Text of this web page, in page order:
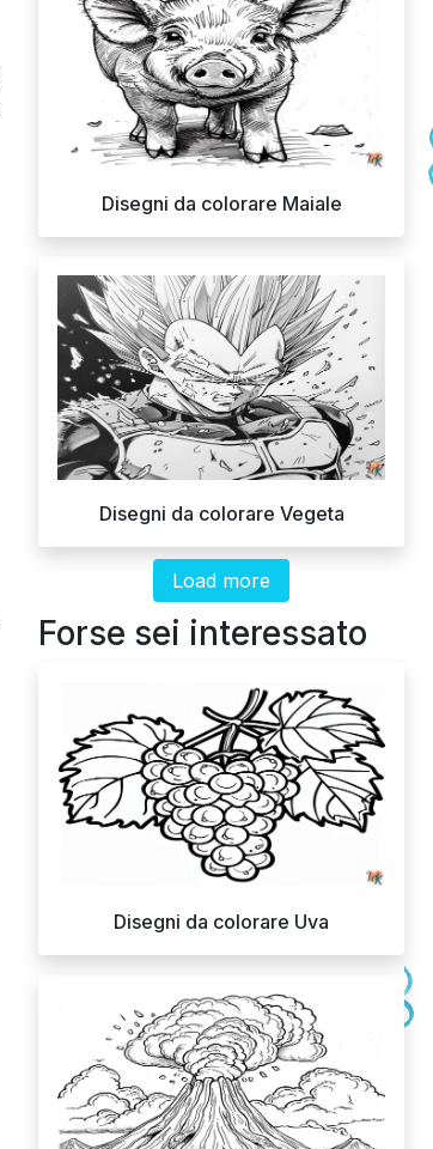
Disegni da colorare Maiale
Disegni da colorare Vegeta
Load more
Forse sei interessato
Disegni da colorare Uva